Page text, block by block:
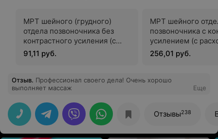
МРТ шейного (грудного)
отдела позвоночника без
контрастного усиления (с
расходными материалами)
91,11 руб.
МРТ шейного
позвоночника с
усилением (с
материалами)
256,01 руб.
Отзыв. Профессионал своего дела! Очень хорошо
выполняет массаж
Еще
Отзывы238